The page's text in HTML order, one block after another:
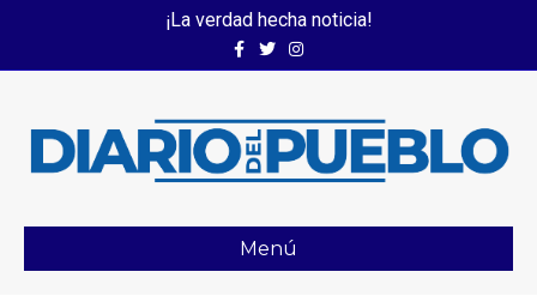
¡La verdad hecha noticia!
FacebookTwitterInstagram
Menú